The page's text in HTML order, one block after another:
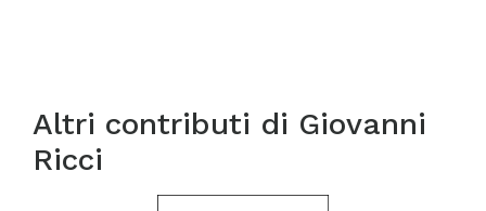
Altri contributi di Giovanni
Ricci